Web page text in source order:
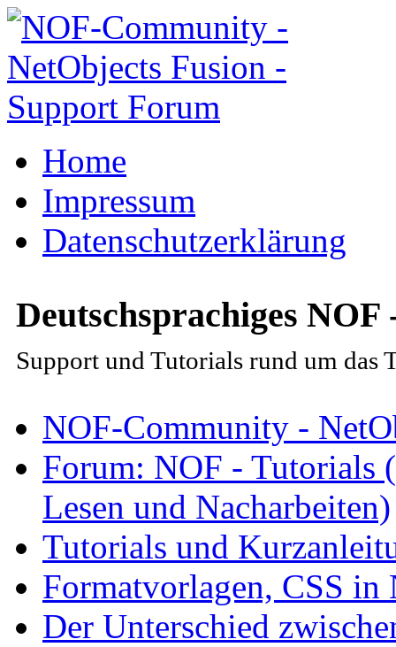
Home
Impressum
Datenschutzerklärung
Deutschsprachiges NOF
Support und Tutorials rund um das
NOF-Community -
Forum: NOF - Tutorials
Lesen und Nacharbeiten)
Tutorials und
Formatvorlagen, CSS in
Der Unterschied